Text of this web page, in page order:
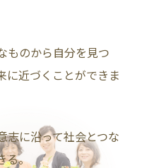
ものから自分を見つ
に近づくことができま
志に沿って社会とつな
る。